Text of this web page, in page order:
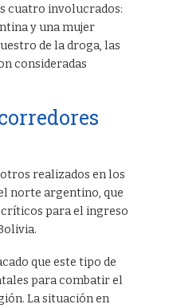
cuatro involucrados:
y una mujer
de la droga, las
consideradas
realizados en los
norte argentino, que
para el ingreso
que este tipo de
para combatir el
La situación en